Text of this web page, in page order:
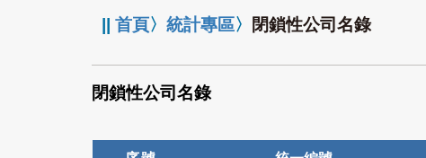
||首頁〉統計專區〉 閉鎖性公司名錄
閉鎖性公司名錄